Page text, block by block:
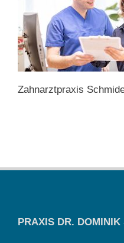
Zahnarztpraxis
PRAXIS DR. DOMINIK